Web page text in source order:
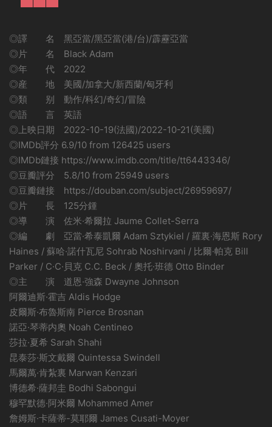
◎譯 名 黑亞當/黑亞當(港/台)/霹靂亞當
◎片 名 Black Adam
◎年 代 2022
◎産 地 美國/加拿大/新西蘭/匈牙利
◎類 别 動作/科幻/奇幻/冒險
◎語 言 英語
◎上映日期 2022-10-19(法國)/2022-10-21(美國)
◎IMDb評分 6.9/10 from 126425 users
◎IMDb鏈接 https://www.imdb.com/title/tt6443346/
◎豆瓣評分 5.8/10 from 25949 users
◎豆瓣鏈接 https://douban.com/subject/26959697/
◎片 長 125分鍾
◎導 演 佐米·希爾拉 Jaume Collet-Serra
◎編 劇 亞當·希泰凱爾 Adam Sztykiel / 羅裏·海恩斯 Rory
Haines / 蘇哈·諾什瓦尼 Sohrab Noshirvani / 比爾·帕克 Bill
Parker / C·C·貝克 C.C. Beck / 奧托·班德 Otto Binder
◎主 演 道恩·強森 Dwayne Johnson
阿爾迪斯·霍吉 Aldis Hodge
皮爾斯·布魯斯南 Pierce Brosnan
諾亞·琴蒂内奧 Noah Centineo
莎拉·夏希 Sarah Shahi
昆泰莎·斯文戴爾 Quintessa Swindell
馬爾萬·肯紮裏 Marwan Kenzari
博德希·薩邦圭 Bodhi Sabongui
穆罕默德·阿米爾 Mohammed Amer
詹姆斯·卡薩蒂-莫耶爾 James Cusati-Moyer